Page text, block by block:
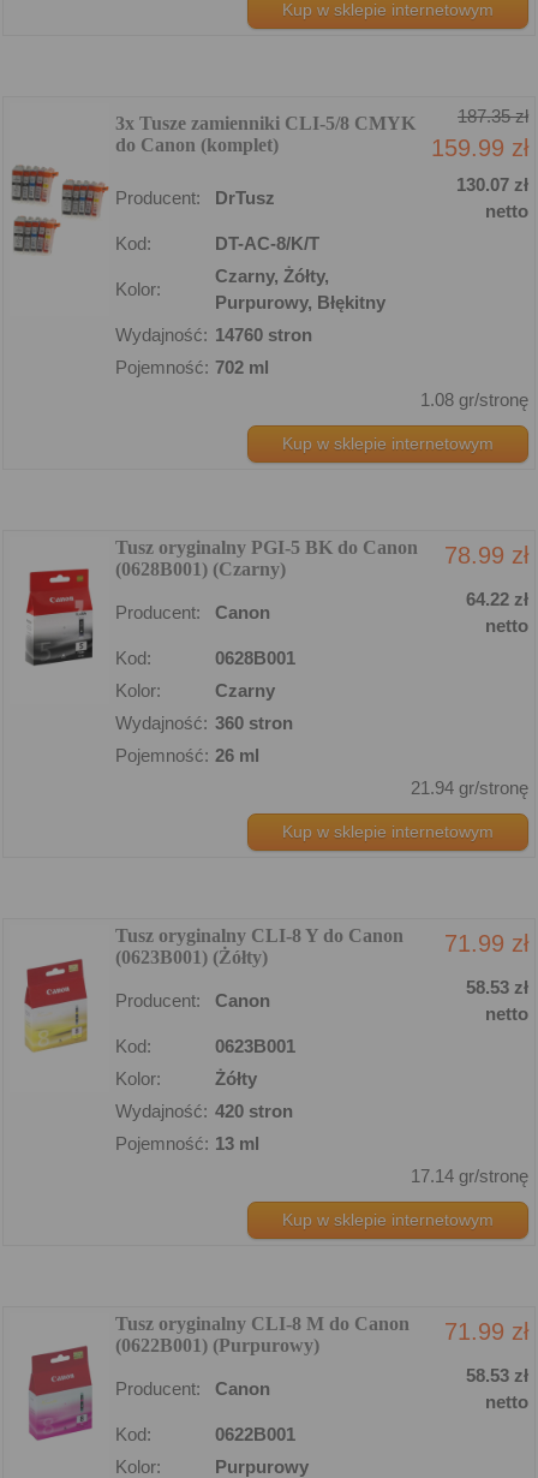
Kup w sklepie internetowym
3x Tusze zamienniki CLI-5/8 CMYK
do Canon (komplet)
187.35 zł
159.99 zł
Producent: DrTusz
130.07 zł
netto
Kod:
DT-AC-8/K/T
Kolor:
Czarny, Żółty,
Purpurowy, Błękitny
Wydajność: 14760 stron
Pojemność: 702 ml
1.08 gr/stronę
Kup w sklepie internetowym
Tusz oryginalny PGI-5 BK do Canon
(0628B001) (Czarny)
78.99 zł
Producent: Canon
64.22 zł
netto
Kod:
0628B001
Kolor:
Czarny
Wydajność: 360 stron
Pojemność: 26 ml
21.94 gr/stronę
Kup w sklepie internetowym
Tusz oryginalny CLI-8 Y do Canon
(0623B001) (Żółty)
71.99 zł
Producent: Canon
58.53 zł
netto
Kod:
0623B001
Kolor:
Żółty
Wydajność: 420 stron
Pojemność: 13 ml
17.14 gr/stronę
Kup w sklepie internetowym
Tusz oryginalny CLI-8 M do Canon
(0622B001) (Purpurowy)
71.99 zł
Producent: Canon
58.53 zł
netto
Kod:
0622B001
Kolor:
Purpurowy